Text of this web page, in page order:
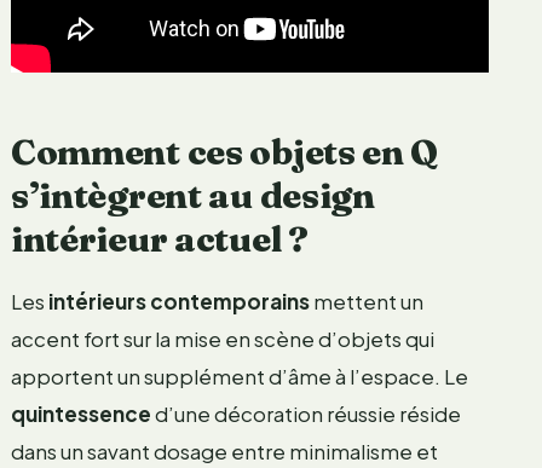
Comment ces objets en Q
s’intègrent au design
intérieur actuel ?
Les intérieurs contemporainsmettent un
accent fort sur la mise en scène d’objets qui
apportent un supplément d’âme à l’espace. Le
quintessenced’une décoration réussie réside
dans un savant dosage entre minimalisme et